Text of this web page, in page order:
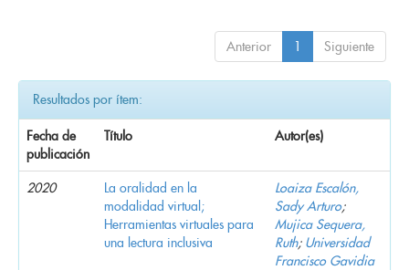
Anterior 1 Siguiente
Resultados por ítem:
Fecha de
publicación
Título Autor(es)
2020
La oralidad en la
modalidad virtual;
Herramientas virtuales para
una lectura inclusiva
Loaiza Escalón,
Sady Arturo;
Mujica Sequera,
Ruth; Universidad
Francisco Gavidia